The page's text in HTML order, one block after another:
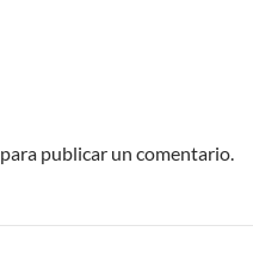
para publicar un comentario.